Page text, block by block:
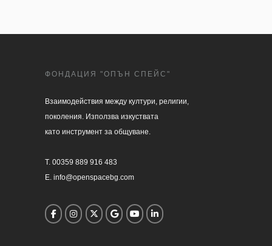
ФОНДАЦИЯ "ОПЪН СПЕЙС"
Взаимодействия между култури, религии,
поколения. Използва изкуствата
като инструмент за общуване.
T. 00359 889 916 483
E. info@openspacebg.com